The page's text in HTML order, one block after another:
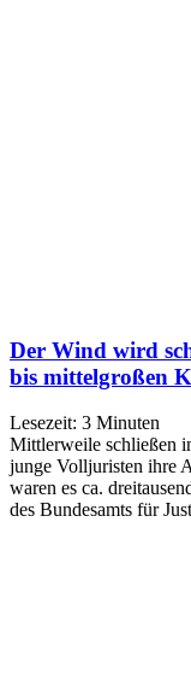
Der Wind wird
bis mittelgroßen
Lesezeit: 3 Minuten
Mittlerweile schließen
junge Volljuristen ihre
waren es ca.
des Bundesamts für